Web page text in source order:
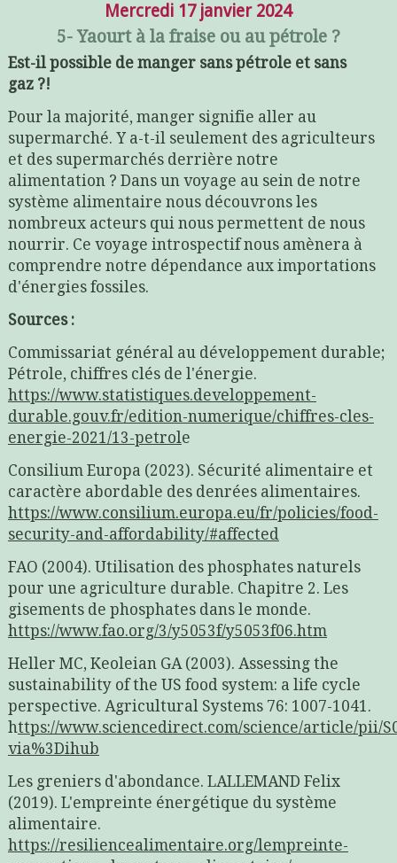
Mercredi 17 janvier 2024
5- Yaourt à la fraise ou au pétrole ?
Est-il possible de manger sans pétrole et sans
gaz ?!
Pour la majorité, manger signifie aller au
supermarché. Y a-t-il seulement des agriculteurs
et des supermarchés derrière notre
alimentation ? Dans un voyage au sein de notre
système alimentaire nous découvrons les
nombreux acteurs qui nous permettent de nous
nourrir. Ce voyage introspectif nous amènera à
comprendre notre dépendance aux importations
d'énergies fossiles.
Sources :
Commissariat général au développement durable;
Pétrole, chiffres clés de l'énergie.
https://www.statistiques.developpement-
durable.gouv.fr/edition-numerique/chiffres-cles-
energie-2021/13-petrole
Consilium Europa (2023). Sécurité alimentaire et
caractère abordable des denrées alimentaires.
https://www.consilium.europa.eu/fr/policies/food-
security-and-affordability/#affected
FAO (2004). Utilisation des phosphates naturels
pour une agriculture durable. Chapitre 2. Les
gisements de phosphates dans le monde.
https://www.fao.org/3/y5053f/y5053f06.htm
Heller MC, Keoleian GA (2003). Assessing the
sustainability of the US food system: a life cycle
perspective. Agricultural Systems 76: 1007-1041.
https://www.sciencedirect.com/science/article/pii/
via%3Dihub
Les greniers d'abondance. LALLEMAND Felix
(2019). L'empreinte énergétique du système
alimentaire.
https://resiliencealimentaire.org/lempreinte-